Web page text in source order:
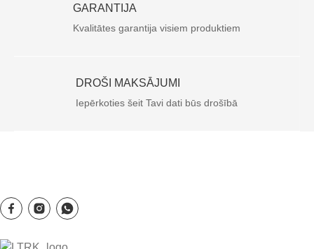
GARANTIJA
Kvalitātes garantija visiem produktiem
DROŠI MAKSĀJUMI
Iepērkoties šeit Tavi dati būs drošībā